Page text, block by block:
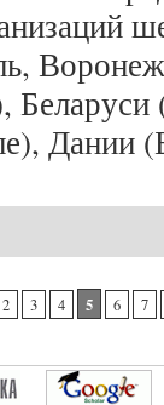
Дании
2 3 4 5 6 7